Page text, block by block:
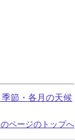
節・各月の天候
のページのトップへ